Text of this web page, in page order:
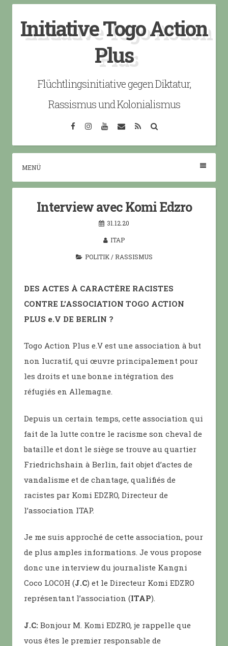
content
Initiative Togo Action
Plus
Flüchtlingsinitiative gegen Diktatur,
Rassismus und Kolonialismus
FacebookInstagramYouTube
EmailRSS
MENÜ
Interview avec Komi Edzro
31.12.20
ITAP
POLITIK/ RASSISMUS
DES ACTES À CARACTÈRE RACISTES
CONTRE L’ASSOCIATION TOGO ACTION
PLUS e.V DE BERLIN ?
Togo Action Plus e.V est une association à but
non lucratif, qui œuvre principalement pour
les droits et une bonne intégration des
réfugiés en Allemagne.
Depuis un certain temps, cette association qui
fait de la lutte contre le racisme son cheval de
bataille et dont le siège se trouve au quartier
Friedrichshain à Berlin, fait objet d’actes de
vandalisme et de chantage, qualifiés de
racistes par Komi EDZRO, Directeur de
l’association ITAP.
Je me suis approché de cette association, pour
de plus amples informations. Je vous propose
donc une interview du journaliste Kangni
Coco LOCOH (J.C) et le Directeur Komi EDZRO
représentant l’association (ITAP).
J.C: Bonjour M. Komi EDZRO, je rappelle que
vous êtes le premier responsable de